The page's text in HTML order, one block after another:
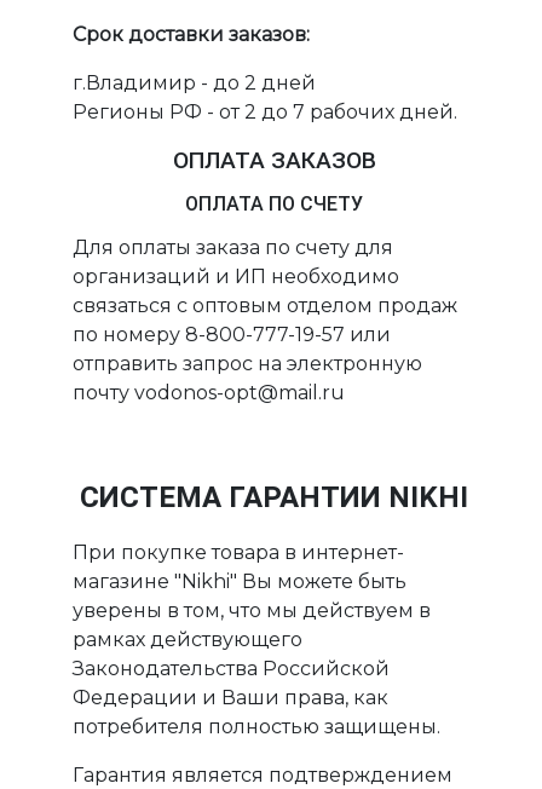
Срок доставки заказов:
г.Владимир - до 2 дней
Регионы РФ - от 2 до 7 рабочих дней.
ОПЛАТА ЗАКАЗОВ
ОПЛАТА ПО СЧЕТУ
Для оплаты заказа по счету для
организаций и ИП необходимо
связаться с оптовым отделом продаж
по номеру 8-800-777-19-57 или
отправить запрос на электронную
почту vodonos-opt@mail.ru
СИСТЕМА ГАРАНТИИ NIKHI
При покупке товара в интернет-
магазине "Nikhi" Вы можете быть
уверены в том, что мы действуем в
рамках действующего
Законодательства Российской
Федерации и Ваши права, как
потребителя полностью защищены.
Гарантия является подтверждением